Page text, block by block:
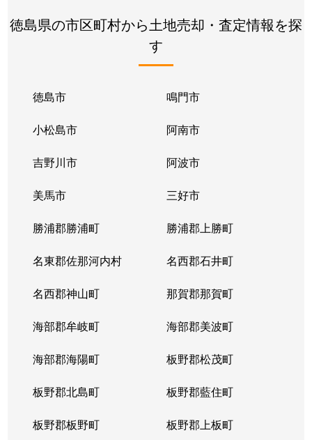
撫養町南浜
380万円 撫養 徒歩11
徳島県の市区町村から土地売却・査定情報を探
す
徳島市 鳴門市
小松島市 阿南市
吉野川市 阿波市
美馬市 三好市
勝浦郡勝浦町 勝浦郡上勝町
名東郡佐那河内村 名西郡石井町
名西郡神山町 那賀郡那賀町
海部郡牟岐町 海部郡美波町
海部郡海陽町 板野郡松茂町
板野郡北島町 板野郡藍住町
板野郡板野町 板野郡上板町